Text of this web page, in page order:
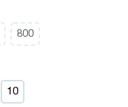
800
10